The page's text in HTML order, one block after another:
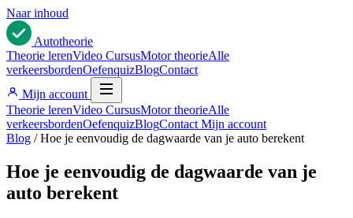
Naar inhoud
Autotheorie
Theorie lerenVideo CursusMotor theorieAlle
verkeersbordenOefenquizBlogContact
Mijn account
Theorie lerenVideo CursusMotor theorieAlle
verkeersbordenOefenquizBlogContact Mijn account
Blog / Hoe je eenvoudig de dagwaarde van je auto berekent
Hoe je eenvoudig de dagwaarde van je
auto berekent